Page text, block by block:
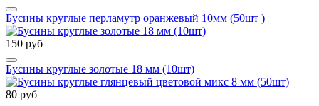
Бусины круглые перламутр оранжевый 10мм (50шт )
150 руб
Бусины круглые золотые 18 мм (10шт)
80 руб